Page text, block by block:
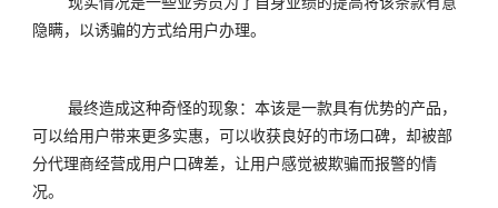
隐瞒，以诱骗的方式给用户办理。
可以给用户带来更多实惠，可以收获良好的市场口碑，却被部
分代理商经营成用户口碑差，让用户感觉被欺骗而报警的情
况。